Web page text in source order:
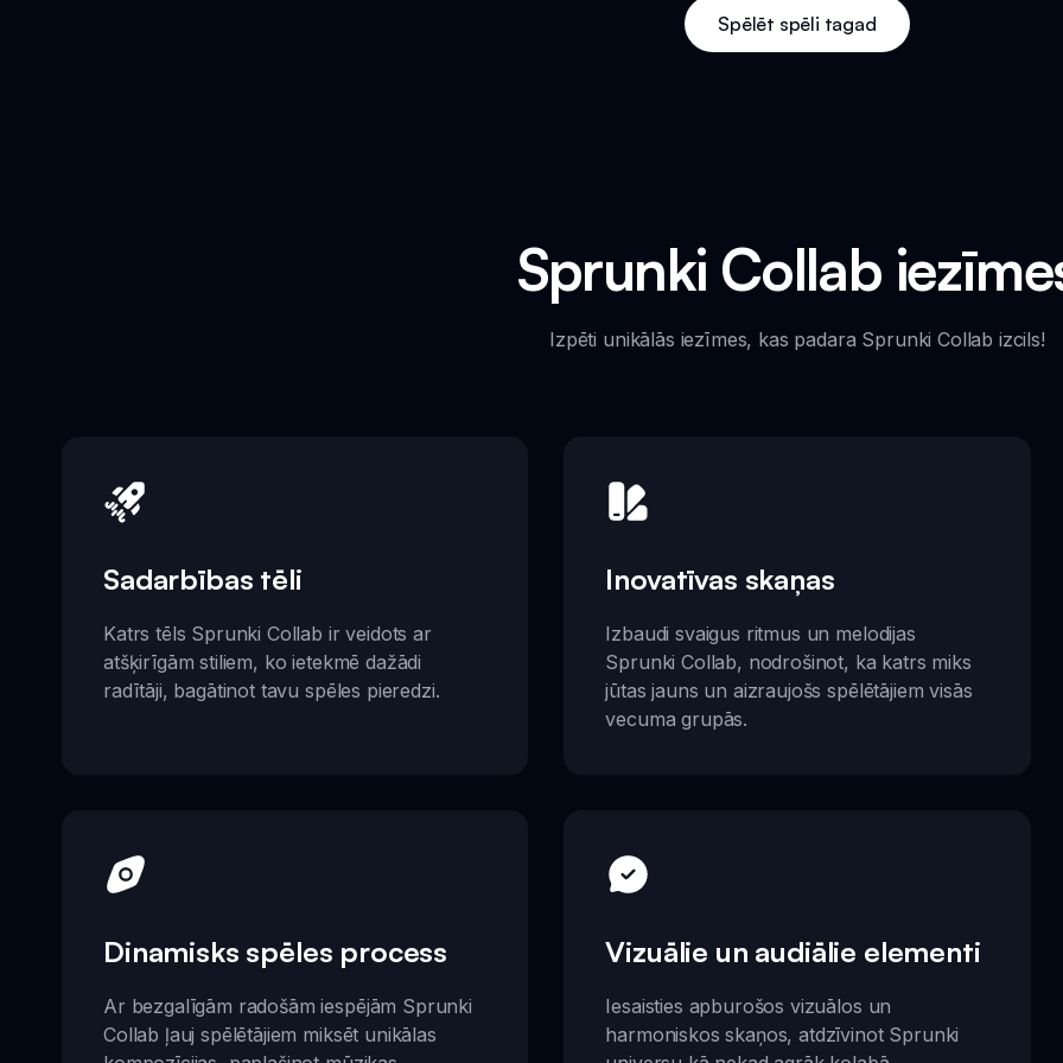
Spēlēt spēli tagad
Sprunki Collab
Izpēti unikālās iezīmes, kas padara Sprunki Collab izcils!
Sadarbības tēli
Katrs tēls Sprunki Collab ir veidots ar
atšķirīgām stiliem, ko ietekmē dažādi
radītāji, bagātinot tavu spēles pieredzi.
Inovatīvas skaņas
Izbaudi svaigus ritmus un melodijas
Sprunki Collab, nodrošinot, ka katrs miks
jūtas jauns un aizraujošs spēlētājiem visās
vecuma grupās.
Dinamisks spēles process
Ar bezgalīgām radošām iespējām Sprunki
Collab ļauj spēlētājiem miksēt unikālas
Vizuālie un audiālie elementi
Iesaisties apburošos vizuālos un
harmoniskos skaņos, atdzīvinot Sprunki